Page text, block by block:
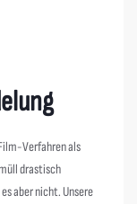
Verfahren als
drastisch
aber nicht. Unsere